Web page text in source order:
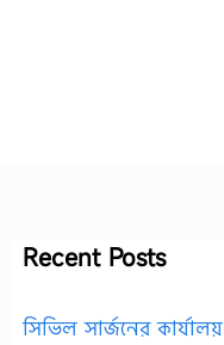
Recent Posts
সিভিল সার্জনের কার্যালয়